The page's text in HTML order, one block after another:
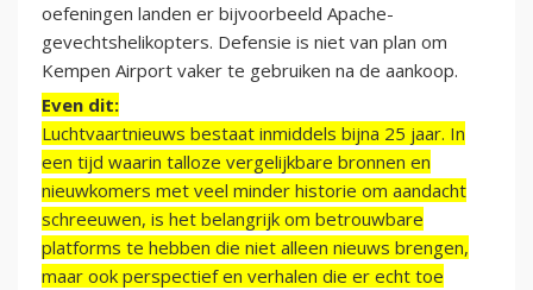
oefeningen landen er bijvoorbeeld Apache-
gevechtshelikopters. Defensie is niet van plan om
Kempen Airport vaker te gebruiken na de aankoop.
Even dit:
Luchtvaartnieuws bestaat inmiddels bijna 25 jaar. In
een tijd waarin talloze vergelijkbare bronnen en
nieuwkomers met veel minder historie om aandacht
schreeuwen, is het belangrijk om betrouwbare
platforms te hebben die niet alleen nieuws brengen,
maar ook perspectief en verhalen die er echt toe